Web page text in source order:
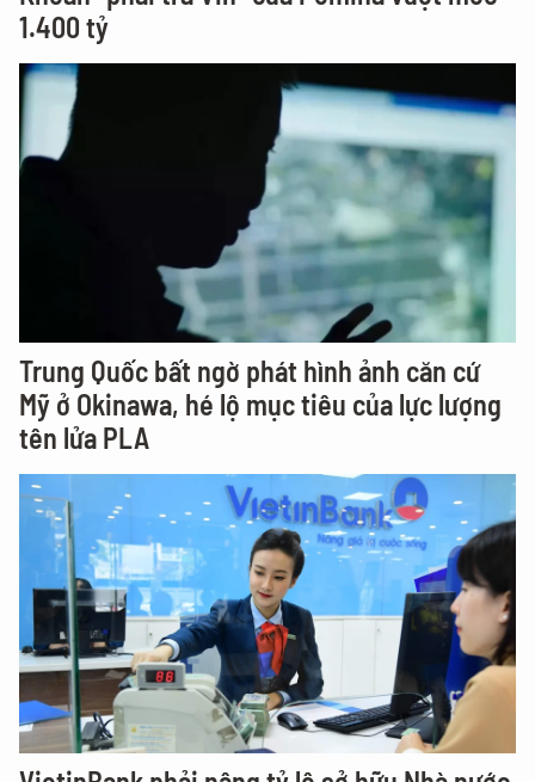
1.400 tỷ
Trung Quốc bất ngờ phát hình ảnh căn cứ
Mỹ ở Okinawa, hé lộ mục tiêu của lực lượng
tên lửa PLA